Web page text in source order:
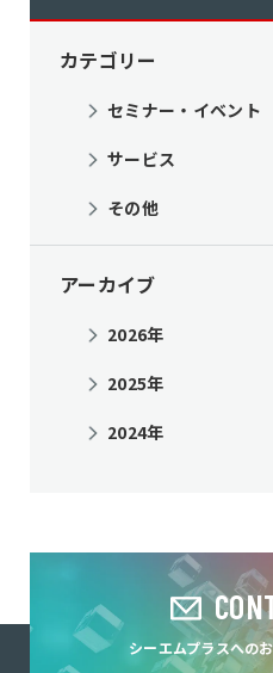
カテゴリー
セミナー・イベント
サービス
その他
アーカイブ
2026年
2025年
2024年
シーエムプラスへの